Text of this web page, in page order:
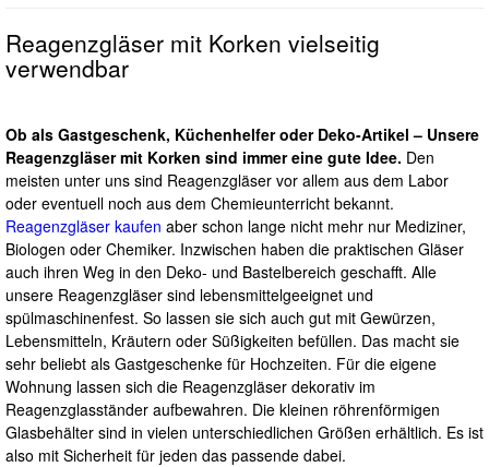
Reagenzgläser mit Korken vielseitig
verwendbar
Ob als Gastgeschenk, Küchenhelfer oder Deko-Artikel – Unsere
Reagenzgläser mit Korken sind immer eine gute Idee. Den
meisten unter uns sind Reagenzgläser vor allem aus dem Labor
oder eventuell noch aus dem Chemieunterricht bekannt.
Reagenzgläser kaufen aber schon lange nicht mehr nur Mediziner,
Biologen oder Chemiker. Inzwischen haben die praktischen Gläser
auch ihren Weg in den Deko- und Bastelbereich geschafft. Alle
unsere Reagenzgläser sind lebensmittelgeeignet und
spülmaschinenfest. So lassen sie sich auch gut mit Gewürzen,
Lebensmitteln, Kräutern oder Süßigkeiten befüllen. Das macht sie
sehr beliebt als Gastgeschenke für Hochzeiten. Für die eigene
Wohnung lassen sich die Reagenzgläser dekorativ im
Reagenzglasständer aufbewahren. Die kleinen röhrenförmigen
Glasbehälter sind in vielen unterschiedlichen Größen erhältlich. Es ist
also mit Sicherheit für jeden das passende dabei.